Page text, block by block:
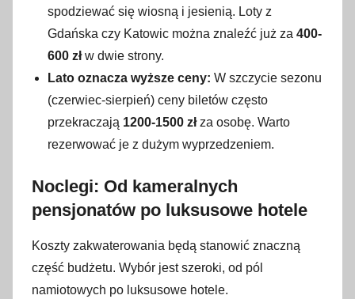
spodziewać się wiosną i jesienią. Loty z
Gdańska czy Katowic można znaleźć już za 400-
600 złw dwie strony.
Lato oznacza wyższe ceny: W szczycie sezonu
(czerwiec-sierpień) ceny biletów często
przekraczają 1200-1500 złza osobę. Warto
rezerwować je z dużym wyprzedzeniem.
Noclegi: Od kameralnych
pensjonatów po luksusowe hotele
Koszty zakwaterowania będą stanowić znaczną
część budżetu. Wybór jest szeroki, od pól
namiotowych po luksusowe hotele.